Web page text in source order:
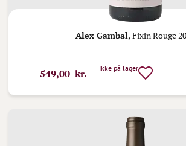
Alex Gambal, Fixin Rouge
549,00 kr. Ikke på lager